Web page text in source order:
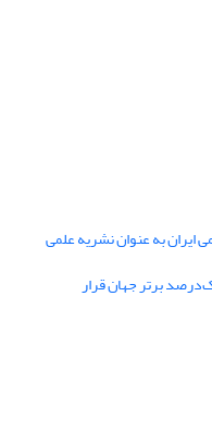
به عنوان نشریه علمی
برتر جهان قرار